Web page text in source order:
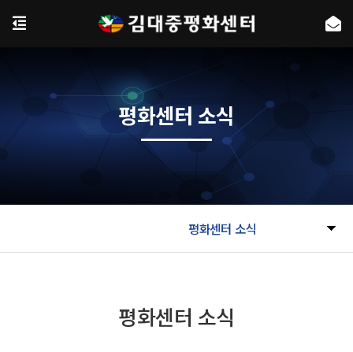
평화센터 소식
평화센터 소식
평화센터 소식